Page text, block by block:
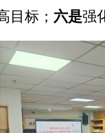
目标； 六是强